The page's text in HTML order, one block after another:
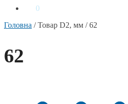
0
Головна /Товар D2, мм /62
62